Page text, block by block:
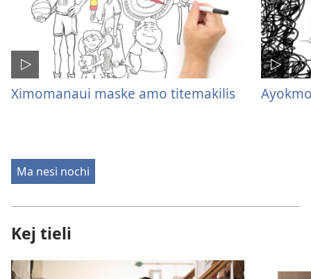
Ximomanaui maske amo titemakilis
Ma nesi nochi
Kej tieli